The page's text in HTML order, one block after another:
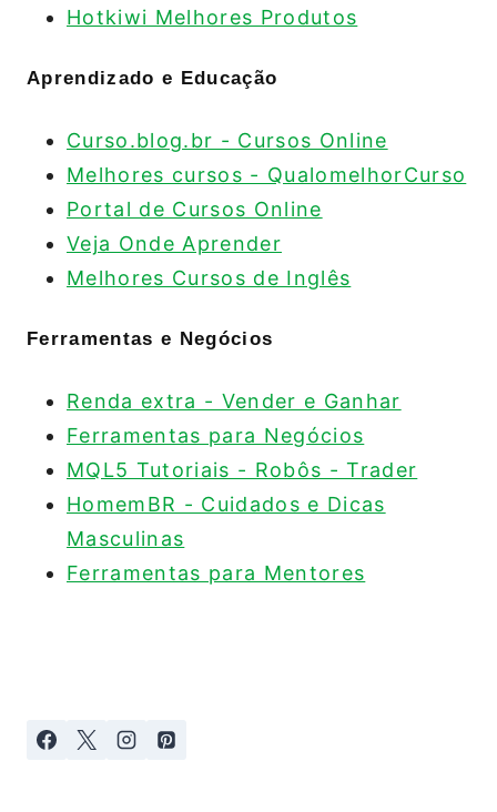
Hotkiwi Melhores Produtos
Aprendizado e Educação
Curso.blog.br - Cursos Online
Melhores cursos - QualomelhorCurso
Portal de Cursos Online
Veja Onde Aprender
Melhores Cursos de Inglês
Ferramentas e Negócios
Renda extra - Vender e Ganhar
Ferramentas para Negócios
MQL5 Tutoriais - Robôs - Trader
HomemBR - Cuidados e Dicas
Masculinas
Ferramentas para Mentores